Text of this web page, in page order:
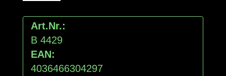
Art.Nr.:
B 4429
EAN:
4036466304297